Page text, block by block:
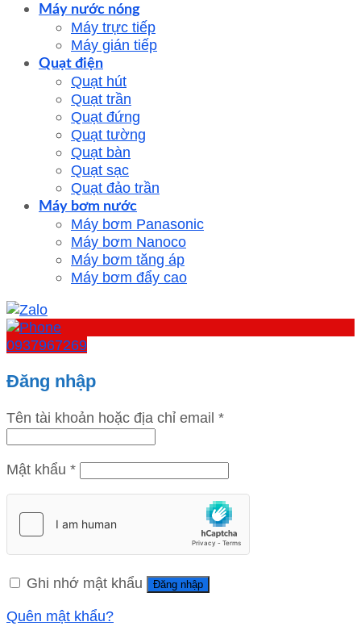
Máy nước nóng
Máy trực tiếp
Máy gián tiếp
Quạt điện
Quạt hút
Quạt trần
Quạt đứng
Quạt tường
Quạt bàn
Quạt sạc
Quạt đảo trần
Máy bơm nước
Máy bơm Panasonic
Máy bơm Nanoco
Máy bơm tăng áp
Máy bơm đẩy cao
0937967269
Đăng nhập
Tên tài khoản hoặc địa chỉ email *
Mật khẩu *
Ghi nhớ mật khẩu Đăng nhập
Quên mật khẩu?